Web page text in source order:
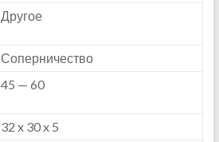
Другое
Соперничество
45 — 60
32 x 30 x 5